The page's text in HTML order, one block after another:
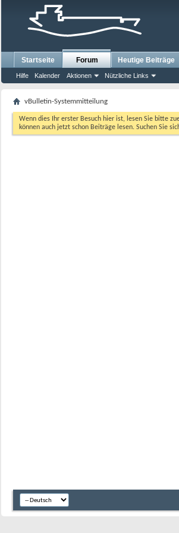
Startseite Forum
Hilfe Kalender Aktionen Nützliche Links
Heutige Beiträge
vBulletin-Systemmitteilung
Wenn dies Ihr erster Besuch hier ist, lesen Sie bitte
können auch jetzt schon Beiträge lesen. Suchen Sie